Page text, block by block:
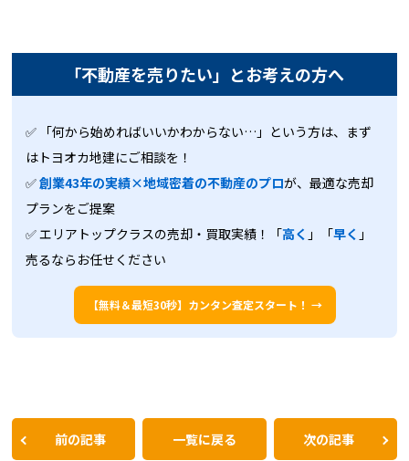
「不動産を売りたい」とお考えの方へ
✅ 「何から始めればいいかわからない…」という方は、まず
はトヨオカ地建にご相談を！
✅創業43年の実績×地域密着の不動産のプロが、最適な売却
プランをご提案
✅ エリアトップクラスの売却・買取実績！「高く 」「早く 」
売るならお任せください
【無料＆最短30秒】カンタン査定スタート！ →
前の記事 一覧に戻る 次の記事